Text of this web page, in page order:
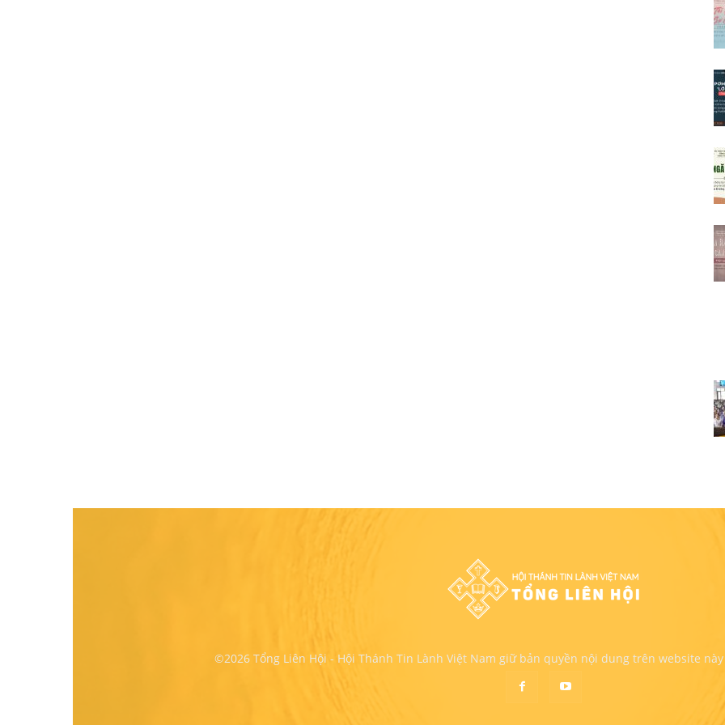
©2026 Tổng Liên Hội - Hội Thánh Tin Lành Việt Nam giữ bản quyền nội dung trên website